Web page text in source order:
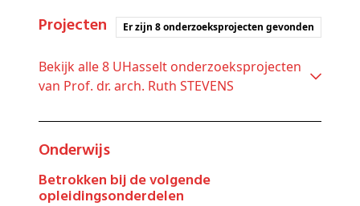
Projecten Er zijn 8 onderzoeksprojecten gevonden
Bekijk alle 8 UHasselt onderzoeksprojecten
van Prof. dr. arch. Ruth STEVENS
Onderwijs
Betrokken bij de volgende
opleidingsonderdelen